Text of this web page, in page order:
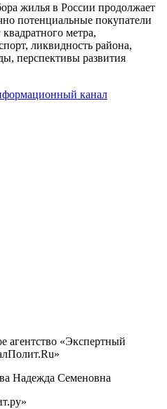
жилья в России продолжает
потенциальные покупатели
метра,
ликвидность района,
перспективы развития
канал
агентство «Экспертный
Надежда Семеновна